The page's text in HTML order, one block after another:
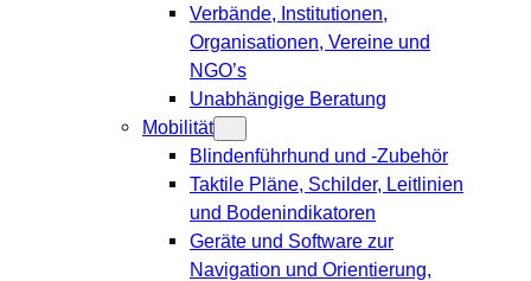
Verbände, Institutionen,
Organisationen, Vereine und
NGO’s
Unabhängige Beratung
Mobilität
Blindenführhund und -Zubehör
Taktile Pläne, Schilder, Leitlinien
und Bodenindikatoren
Geräte und Software zur
Navigation und Orientierung,